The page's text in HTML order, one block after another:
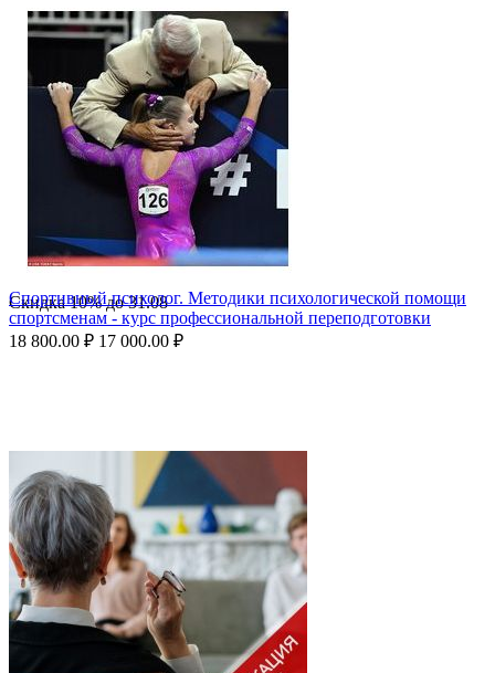
Скидка10%до31.08
Спортивный психолог. Методики психологической помощи
спортсменам - курс профессиональной переподготовки
18 800.00 ₽ 17 000.00 ₽